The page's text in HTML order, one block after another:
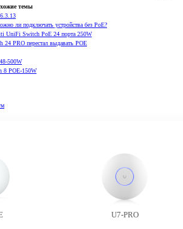
темы
ли подключать устройства без PoE?
UniFi Switch PoE 24 порта 250W
PRO перестал выдавать POE
500W
8 POE-150W
U7-PRO